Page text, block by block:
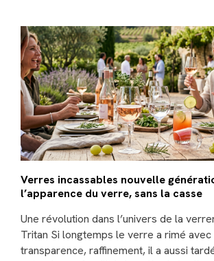
Verres incassables nouvelle
l’apparence du verre, sans la casse
Une révolution dans l’univers de la
Tritan Si longtemps le verre a rimé
transparence, raffinement, il a aussi